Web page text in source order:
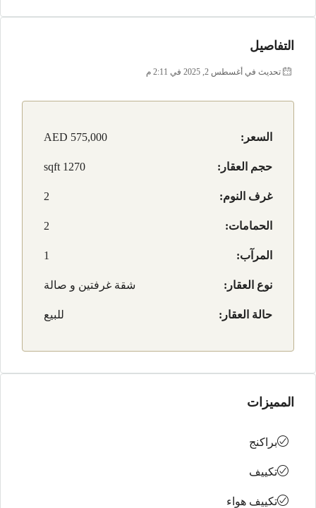
التفاصيل
تحديث في أغسطس 2, 2025 في 2:11 م
السعر: AED 575,000
حجم العقار: 1270 sqft
غرف النوم: 2
الحمامات: 2
المرآب: 1
نوع العقار: شقة غرفتين و صالة
حالة العقار: للبيع
المميزات
براكنج
تكييف
تكييف هواء